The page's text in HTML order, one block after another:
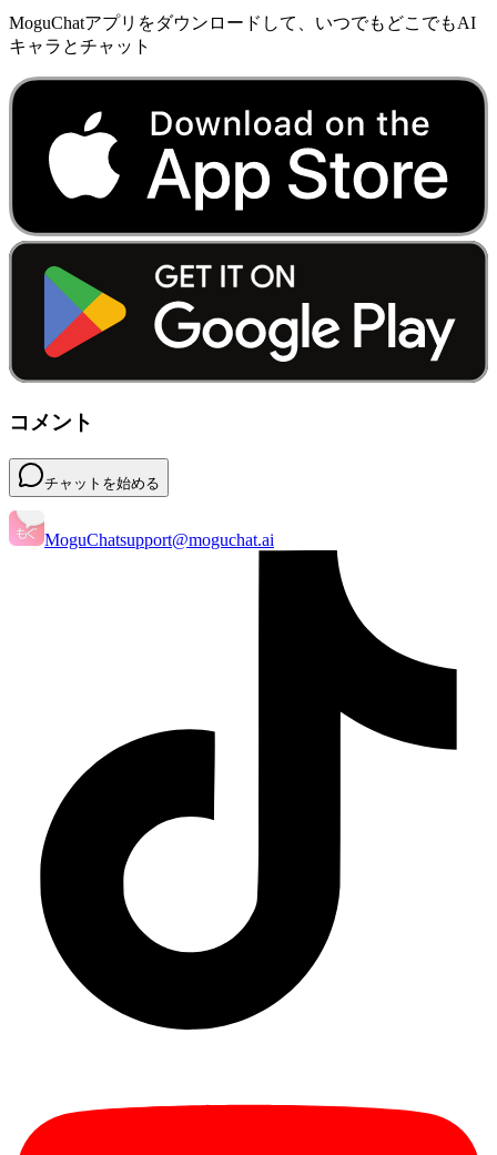
MoguChatアプリをダウンロードして、いつでもどこでもAI
キャラとチャット
コメント
チャットを始める
MoguChatsupport@moguchat.ai